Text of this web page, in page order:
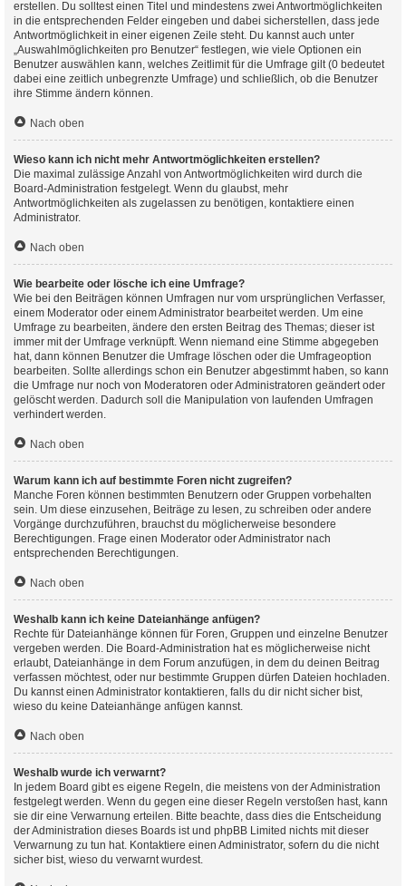
erstellen. Du solltest einen Titel und mindestens zwei Antwortmöglichkeiten
in die entsprechenden Felder eingeben und dabei sicherstellen, dass jede
Antwortmöglichkeit in einer eigenen Zeile steht. Du kannst auch unter
„Auswahlmöglichkeiten pro Benutzer“ festlegen, wie viele Optionen ein
Benutzer auswählen kann, welches Zeitlimit für die Umfrage gilt (0 bedeutet
dabei eine zeitlich unbegrenzte Umfrage) und schließlich, ob die Benutzer
ihre Stimme ändern können.
Nach oben
Wieso kann ich nicht mehr Antwortmöglichkeiten erstellen?
Die maximal zulässige Anzahl von Antwortmöglichkeiten wird durch die
Board-Administration festgelegt. Wenn du glaubst, mehr
Antwortmöglichkeiten als zugelassen zu benötigen, kontaktiere einen
Administrator.
Nach oben
Wie bearbeite oder lösche ich eine Umfrage?
Wie bei den Beiträgen können Umfragen nur vom ursprünglichen Verfasser,
einem Moderator oder einem Administrator bearbeitet werden. Um eine
Umfrage zu bearbeiten, ändere den ersten Beitrag des Themas; dieser ist
immer mit der Umfrage verknüpft. Wenn niemand eine Stimme abgegeben
hat, dann können Benutzer die Umfrage löschen oder die Umfrageoption
bearbeiten. Sollte allerdings schon ein Benutzer abgestimmt haben, so kann
die Umfrage nur noch von Moderatoren oder Administratoren geändert oder
gelöscht werden. Dadurch soll die Manipulation von laufenden Umfragen
verhindert werden.
Nach oben
Warum kann ich auf bestimmte Foren nicht zugreifen?
Manche Foren können bestimmten Benutzern oder Gruppen vorbehalten
sein. Um diese einzusehen, Beiträge zu lesen, zu schreiben oder andere
Vorgänge durchzuführen, brauchst du möglicherweise besondere
Berechtigungen. Frage einen Moderator oder Administrator nach
entsprechenden Berechtigungen.
Nach oben
Weshalb kann ich keine Dateianhänge anfügen?
Rechte für Dateianhänge können für Foren, Gruppen und einzelne Benutzer
vergeben werden. Die Board-Administration hat es möglicherweise nicht
erlaubt, Dateianhänge in dem Forum anzufügen, in dem du deinen Beitrag
verfassen möchtest, oder nur bestimmte Gruppen dürfen Dateien hochladen.
Du kannst einen Administrator kontaktieren, falls du dir nicht sicher bist,
wieso du keine Dateianhänge anfügen kannst.
Nach oben
Weshalb wurde ich verwarnt?
In jedem Board gibt es eigene Regeln, die meistens von der Administration
festgelegt werden. Wenn du gegen eine dieser Regeln verstoßen hast, kann
sie dir eine Verwarnung erteilen. Bitte beachte, dass dies die Entscheidung
der Administration dieses Boards ist und phpBB Limited nichts mit dieser
Verwarnung zu tun hat. Kontaktiere einen Administrator, sofern du die nicht
sicher bist, wieso du verwarnt wurdest.